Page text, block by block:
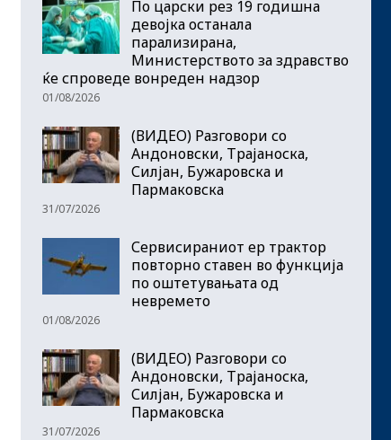
По царски рез 19 годишна
девојка останала
парализирана,
Министерството за здравство
ќе спроведе вонреден надзор
01/08/2026
(ВИДЕО) Разговори со
Андоновски, Трајаноска,
Силјан, Бужаровска и
Пармаковска
31/07/2026
Сервисираниот ер трактор
повторно ставен во функција
по оштетувањата од
невремето
01/08/2026
(ВИДЕО) Разговори со
Андоновски, Трајаноска,
Силјан, Бужаровска и
Пармаковска
31/07/2026